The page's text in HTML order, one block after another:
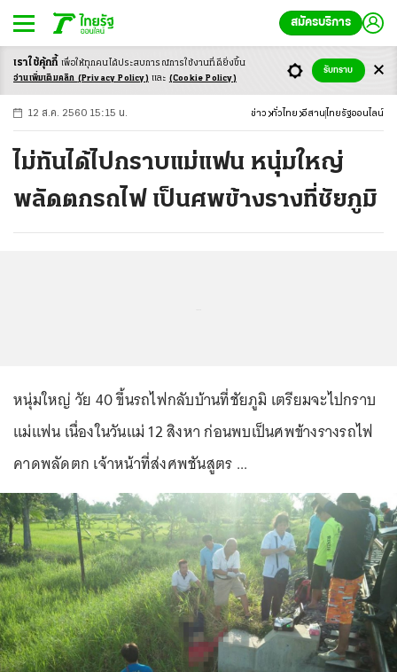
สมัครบริการ
-ก ก ก+
12 ส.ค. 2560 15:15 น. ข่าว ทั่วไทย อีสาน ไทยรัฐออนไลน์
ไม่ทันได้ไปกราบแม่แฟน หนุ่มใหญ่
พลัดตกรถไฟ เป็นศพข้างรางที่ชัยภูมิ
หนุ่มใหญ่ วัย 40 ขึ้นรถไฟกลับบ้านที่ชัยภูมิ เตรียมจะไปกราบ
แม่แฟน เนื่องในวันแม่ 12 สิงหา ก่อนพบเป็นศพข้างรางรถไฟ
คาดพลัดตก เจ้าหน้าที่ส่งศพชันสูตร ...
เราใช้คุ้กกี้ เพื่อให้ทุกคนได้ประสบการณ์การใช้งานที่ดียิ่งขึ้น
อ่านเพิ่มเติมคลิก (Privacy Policy) และ (Cookie Policy)
รับทราบ